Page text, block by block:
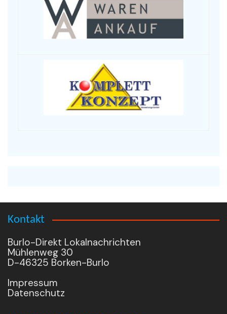
Kontakt
Burlo-Direkt Lokalnachrichten
Mühlenweg 30
D-46325 Borken-Burlo
Impressum
Datenschutz